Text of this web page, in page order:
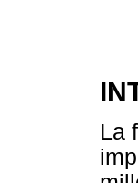
La